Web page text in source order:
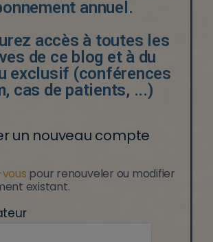
annuel.
accès à toutes les
de ce blog et à du
exclusif (conférences
cas de patients, ...)
un nouveau compte
pour renouveler ou modifier
existant.